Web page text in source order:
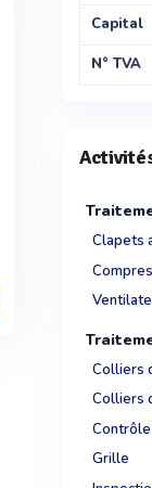
Capital
N° TVA
Clapets
Colliers
Colliers
Grille